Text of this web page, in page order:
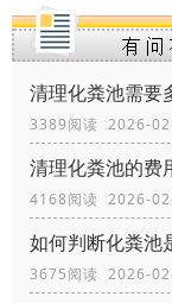
清理化粪池需要
3389阅读 2026-
清理化粪池的费
4168阅读 2026-
如何判断化粪池
3675阅读 2026-